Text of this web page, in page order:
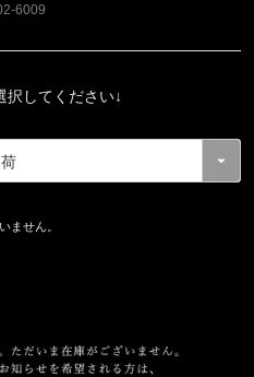
6009
択してください↓
ません。